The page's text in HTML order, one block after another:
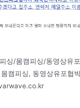
싱/몸캠피싱/동영상유
캠피싱, 동영상유포협